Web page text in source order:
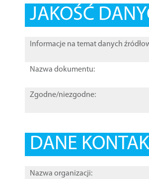
JAKOŚĆ
Informacje na temat danych
Nazwa dokumentu:
Zgodne/niezgodne:
DANE
Nazwa organizacji: